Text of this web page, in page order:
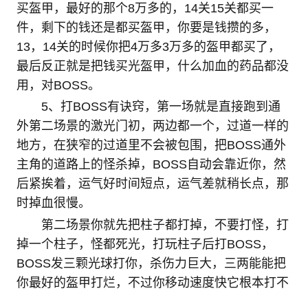
买盔甲，最好的那个8万多的，14关15关都买一
件，剩下的钱还是都买盔甲，你要是钱攒的多，
13，14关的时候你把4万多3万多的盔甲都买了，
最后反正就是把钱买光盔甲，什么加血的药品都没
用，对BOSS。
5、打BOSS有诀窍，第一场就是直接跑到通
外第二场景的激光门初，两边都一个，过道一样的
地方，在狭窄的过道里不会被包围，把BOSS通外
主角的道路上的怪杀掉，BOSS自动会靠近你，然
后紧挨着，运气好时间短点，运气差就稍长点，那
时掉血很慢。
第二场景你就先把柱子都打掉，不要打怪，打
掉一个柱子，怪都死光，打玩柱子后打BOSS，
BOSS发三颗光球打你，杀伤力巨大，三两能能把
你最好的盔甲打烂，不过你移动速度快它根本打不